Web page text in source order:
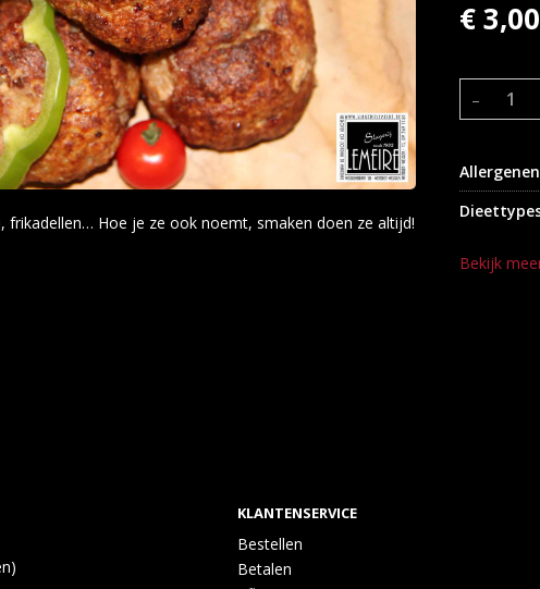
frikadellen… Hoe je ze ook noemt, smaken doen ze altijd!
€ 3,00
–
Allergenen
Bekijk
KLANTENSERVICE
Bestellen
Betalen